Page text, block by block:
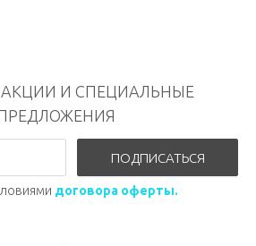
И СПЕЦИАЛЬНЫЕ
ПОДПИСАТЬСЯ
договора оферты.